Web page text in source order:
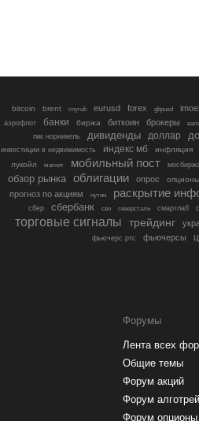
bitcoin brent cnyrub eurusd forex gbpusd
аэрофлот банки биржа биткоин брокеры
гмк норникель дивиденды доллар
инвестиции в недвижимость индекс мб инфляция
лукойл магнит мобильный пост
обзор рынка облигации опрос опционы
прогноз по акциям
путин раскрытие
сбер сбербанк сво северсталь смартлаб
торговые сигналы трейдинг
фьючерс ртс фьючерсы
Форумы
Лента всех
Общие темы
Форум акций
Форум
Форум опционы